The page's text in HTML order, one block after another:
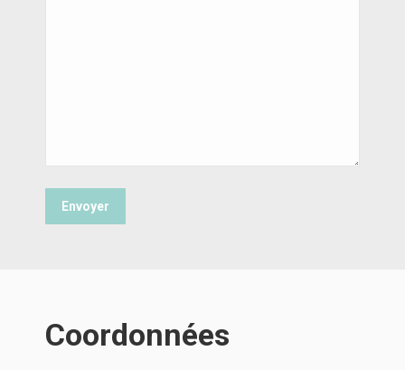
Coordonnées
Envoyer